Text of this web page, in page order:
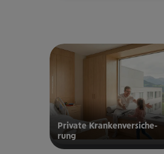
Private Kran­ken­­­ver­si­che­
rung
zur privaten